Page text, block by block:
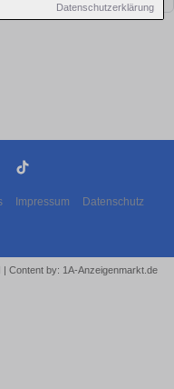
Datenschutzerklärung
Impressum Datenschutz
Content by: 1A-Anzeigenmarkt.de